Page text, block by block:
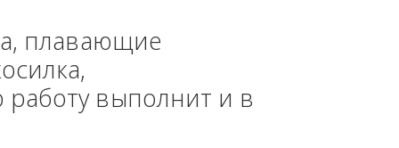
плавающие